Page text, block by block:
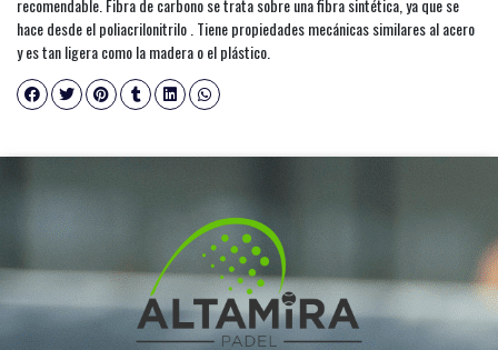
recomendable. Fibra de carbono se trata sobre una fibra sintética, ya que se
hace desde el poliacrilonitrilo . Tiene propiedades mecánicas similares al acero
y es tan ligera como la madera o el plástico.